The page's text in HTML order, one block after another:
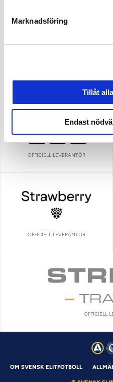
Marknadsföring
Tillåt
Endast
OFFICIELL LEVERANTÖR
OFFICIELL LEVERANTÖR
OFFICIELL
OM SVENSK ELITFOTBOLL